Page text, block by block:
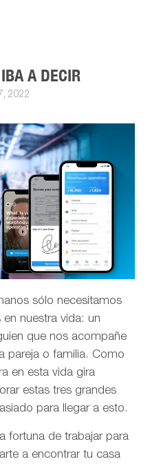
A DECIR
2022
sólo necesitamos
nuestra vida: un
que nos acompañe
pareja o familia. Como
en esta vida gira
estas tres grandes
para llegar a esto.
fortuna de trabajar para
a encontrar tu casa